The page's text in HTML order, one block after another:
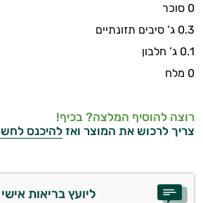
0 סוכר
0.3 ג’ סיבים תזונתיים
0.1 ג’ חלבון
0 מלח
רוצה להוסיף המלצה? בכיף!
צריך לרכוש את המוצר ואזלהיכנס
ליועץ בריאות אישי AI